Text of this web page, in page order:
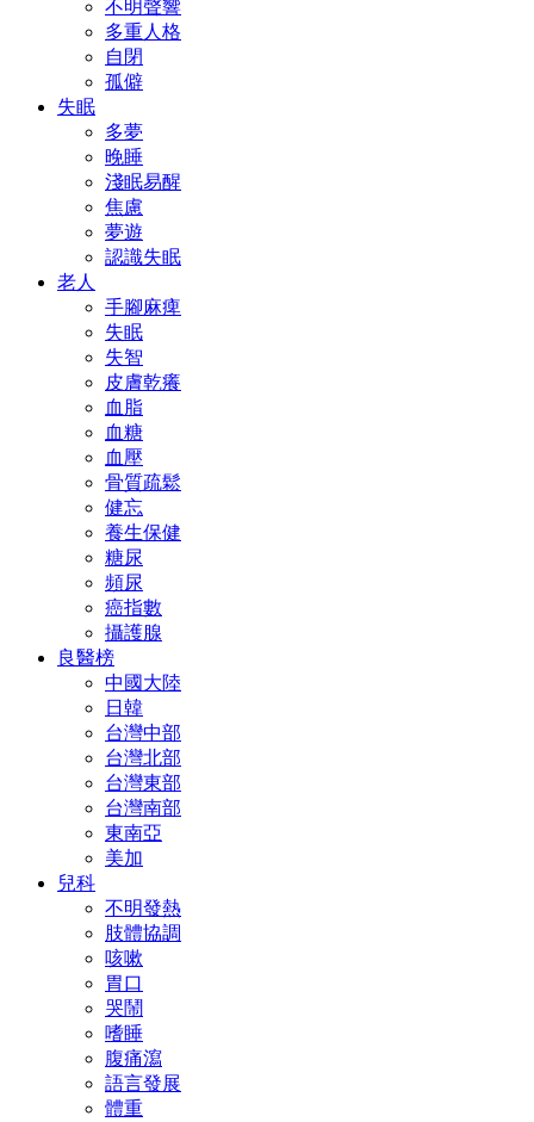
不明聲響
多重人格
自閉
孤僻
失眠
多夢
晚睡
淺眠易醒
焦慮
夢遊
認識失眠
老人
手腳麻痺
失眠
失智
皮膚乾癢
血脂
血糖
血壓
骨質疏鬆
健忘
養生保健
糖尿
頻尿
癌指數
攝護腺
良醫榜
中國大陸
日韓
台灣中部
台灣北部
台灣東部
台灣南部
東南亞
美加
兒科
不明發熱
肢體協調
咳嗽
胃口
哭鬧
嗜睡
腹痛瀉
語言發展
體重